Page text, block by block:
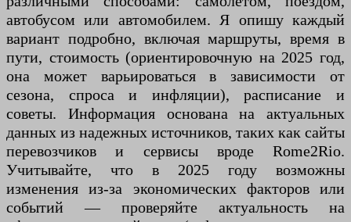
автобусом или автомобилем. Я опишу каждый
вариант подробно, включая маршруты, время в
пути, стоимость (ориентировочную на 2025 год,
она может варьироваться в зависимости от
сезона, спроса и инфляции), расписание и
советы. Информация основана на актуальных
данных из надежных источников, таких как сайты
перевозчиков и сервисы вроде Rome2Rio.
Учитывайте, что в 2025 году возможны
изменения из-за экономических факторов или
событий — проверяйте актуальность на